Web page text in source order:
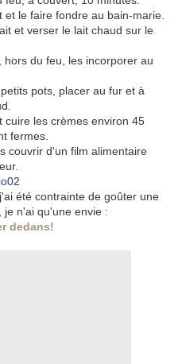
le faire fondre au bain-marie.
et verser le lait chaud sur le
du feu, les incorporer au
pots, placer au fur et à
cuire les crèmes environ 45
fermes.
couvrir d'un film alimentaire
été contrainte de goûter une
n'ai qu'une envie :
dedans!